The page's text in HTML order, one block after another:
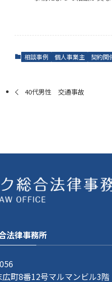
相談事例 個人事業主 契約関
40代男性 交通事故
法律事務所
町8番12号マルマンビル3階